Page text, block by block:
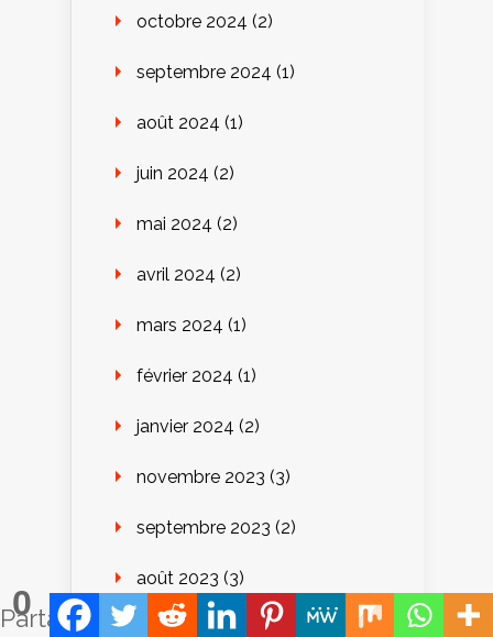
0
Partages
octobre 2024 (2)
septembre 2024 (1)
août 2024 (1)
juin 2024 (2)
mai 2024 (2)
avril 2024 (2)
mars 2024 (1)
février 2024 (1)
janvier 2024 (2)
novembre 2023 (3)
septembre 2023 (2)
août 2023 (3)
juillet 2023 (3)